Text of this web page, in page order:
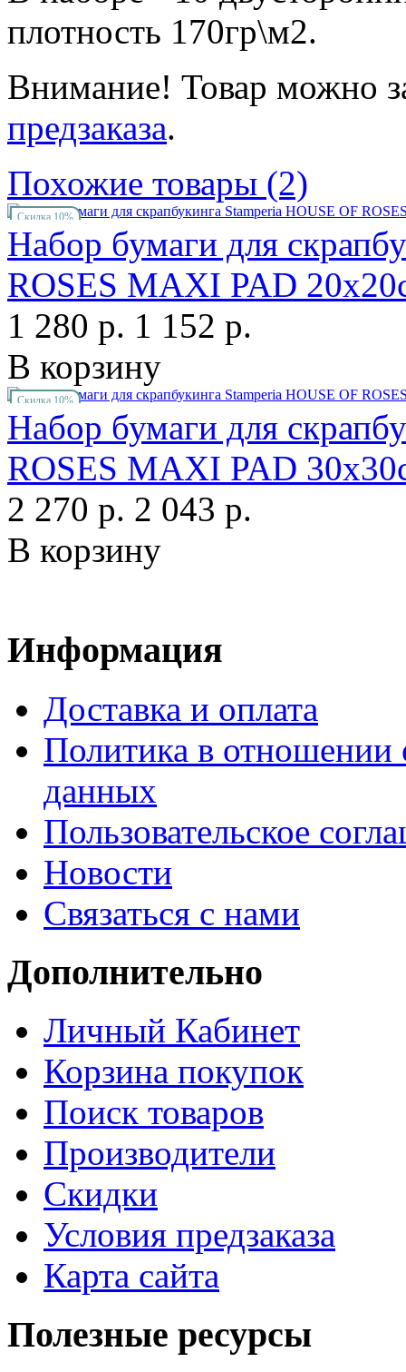
плотность 170гр\м2.
Внимание! Товар можно
предзаказа.
Похожие товары (2)
Скидка 10%
Набор бумаги для
ROSES MAXI PAD
1 280 р. 1 152 р.
В корзину
Скидка 10%
Набор бумаги для
ROSES MAXI PAD
2 270 р. 2 043 р.
В корзину
Информация
Доставка и оплата
Политика в отношении
данных
Пользовательское
Новости
Связаться с нами
Дополнительно
Личный Кабинет
Корзина покупок
Поиск товаров
Производители
Скидки
Условия предзаказа
Карта сайта
Полезные ресурсы